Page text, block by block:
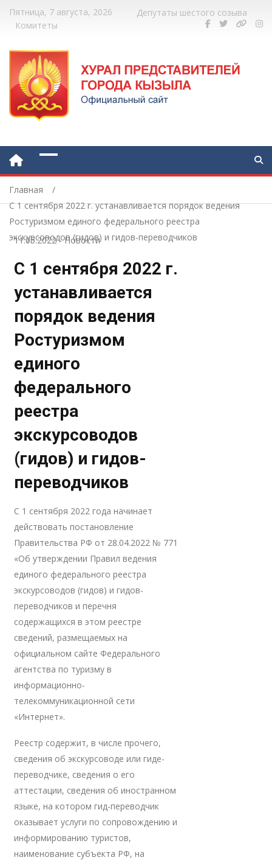
Пятница, 7 августа, 2026
Депутаты шестого созыва
Комитеты
Главная
С 1 сентября 2022 г. устанавливается порядок ведения
Ростуризмом единого федерального реестра
экскурсоводов (гидов) и гидов-переводчиков
11.05.2022- Новости
С 1 сентября 2022 г.
устанавливается
порядок ведения
Ростуризмом
единого
федерального
реестра
экскурсоводов
(гидов) и гидов-
переводчиков
С 1 сентября 2022 года начинает
действовать постановление
Правительства РФ от 28.04.2022 № 771
«Об утверждении Правил ведения
единого федерального реестра
экскурсоводов (гидов) и гидов-
переводчиков и перечня
содержащихся в этом реестре
сведений, размещаемых на
официальном сайте Федерального
агентства по туризму в
информационно-
телекоммуникационной сети
«Интернет».
Реестр содержит, в числе прочего,
сведения об экскурсоводе или гиде-
переводчике, сведения о его
аттестации, сведения об иностранном
языке, на котором гид-переводчик
оказывает услуги по сопровождению и
информированию туристов,
наименование субъекта РФ, на